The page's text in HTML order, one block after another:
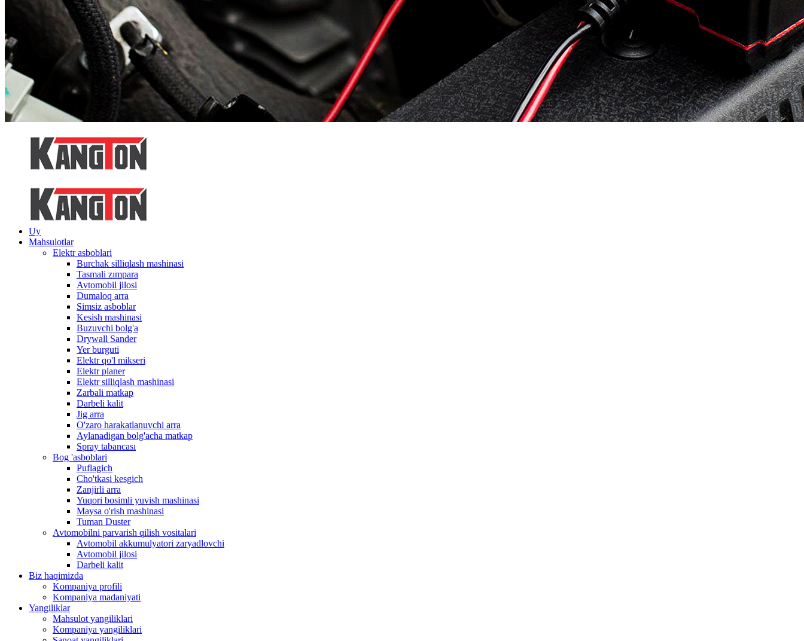
Uy
Mahsulotlar
Elektr asboblari
Burchak silliqlash mashinasi
Tasmali zımpara
Avtomobil jilosi
Dumaloq arra
Simsiz asboblar
Kesish mashinasi
Buzuvchi bolg'a
Drywall Sander
Yer burguti
Elektr qo'l mikseri
Elektr planer
Elektr silliqlash mashinasi
Zarbali matkap
Darbeli kalit
Jig arra
O'zaro harakatlanuvchi arra
Aylanadigan bolg'acha matkap
Spray tabancası
Bog 'asboblari
Puflagich
Cho'tkasi kesgich
Zanjirli arra
Yuqori bosimli yuvish mashinasi
Maysa o'rish mashinasi
Tuman Duster
Avtomobilni parvarish qilish vositalari
Avtomobil akkumulyatori zaryadlovchi
Avtomobil jilosi
Darbeli kalit
Biz haqimizda
Kompaniya profili
Kompaniya madaniyati
Yangiliklar
Mahsulot yangiliklari
Kompaniya yangiliklari